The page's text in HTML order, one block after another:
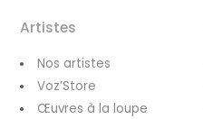
Artistes
Nos artistes
Voz’Store
Œuvres à la loupe